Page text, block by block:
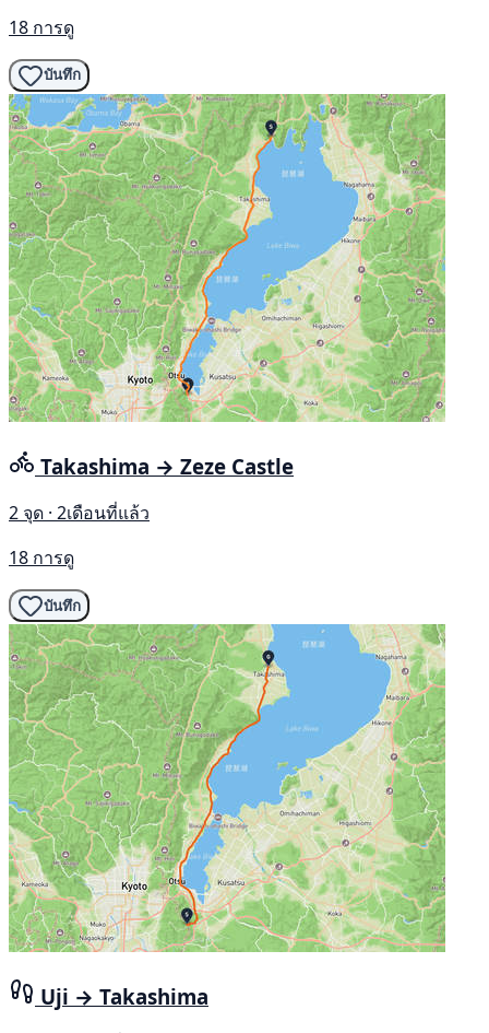
18 การดู
บันทึก
Takashima → Zeze Castle
2 จุด · 2เดือนที่แล้ว
18 การดู
บันทึก
Uji → Takashima